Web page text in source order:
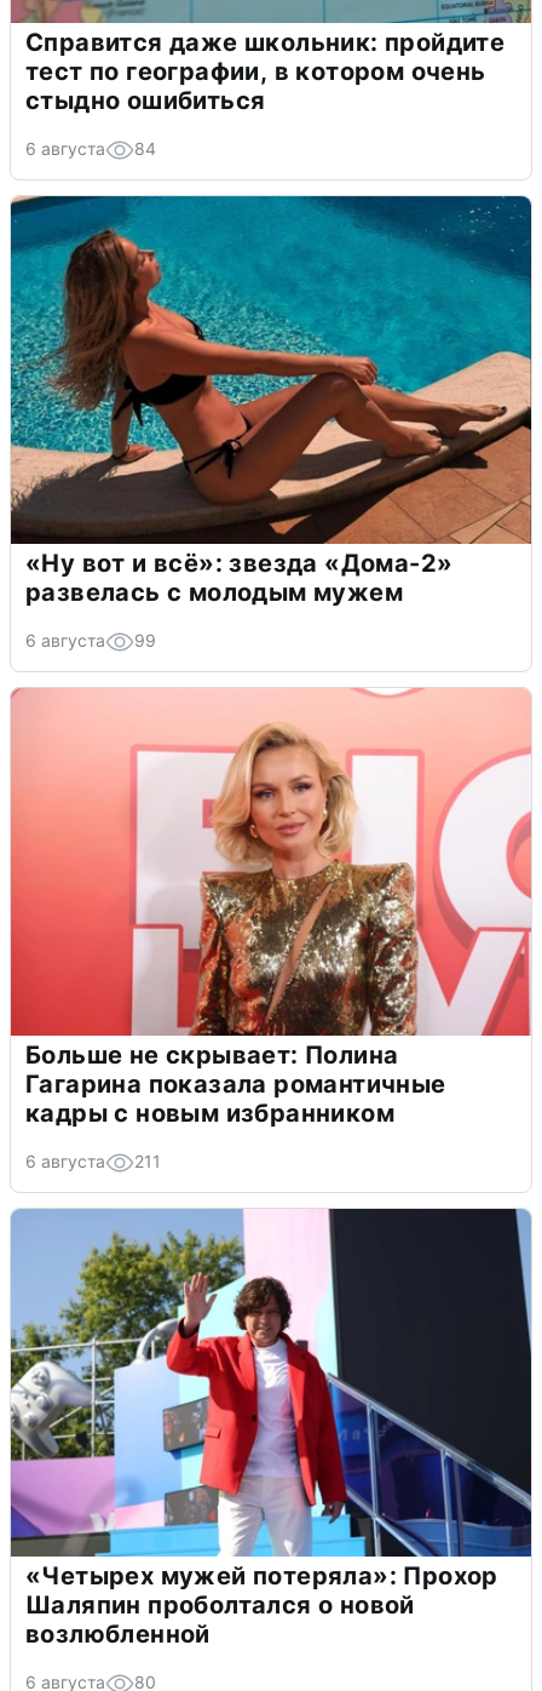
Справится даже школьник: пройдите
тест по географии, в котором очень
стыдно ошибиться
6 августа 84
«Ну вот и всё»: звезда «Дома-2»
развелась с молодым мужем
6 августа 99
Больше не скрывает: Полина
Гагарина показала романтичные
кадры с новым избранником
6 августа 211
«Четырех мужей потеряла»: Прохор
Шаляпин проболтался о новой
возлюбленной
6 августа 80